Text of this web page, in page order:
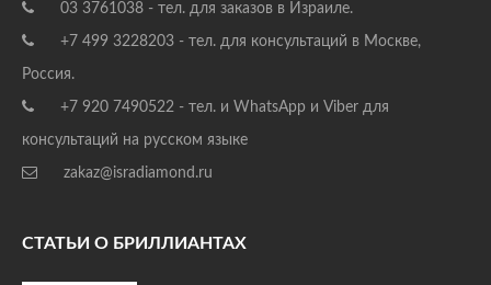
03 3761038 - тел. для заказов в Израиле.
+7 499 3228203 - тел. для консультаций в Москве,
Россия.
+7 920 7490522 - тел. и WhatsApp и Viber для
консультаций на русском языке
zakaz@isradiamond.ru
СТАТЬИ О БРИЛЛИАНТАХ